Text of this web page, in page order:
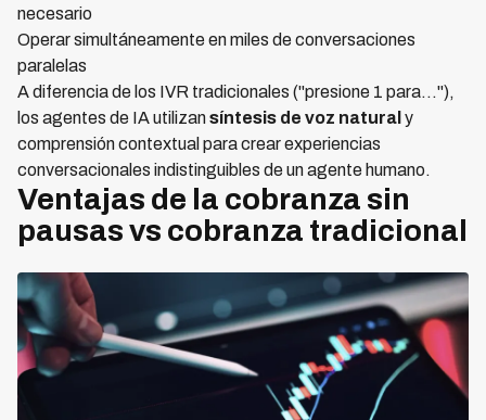
necesario
Operar simultáneamente en miles de conversaciones
paralelas
A diferencia de los IVR tradicionales ("presione 1 para..."),
los agentes de IA utilizansíntesis de voz natural y
comprensión contextual para crear experiencias
conversacionales indistinguibles de un agente humano.
Ventajas de la cobranza sin
pausas vs cobranza tradicional